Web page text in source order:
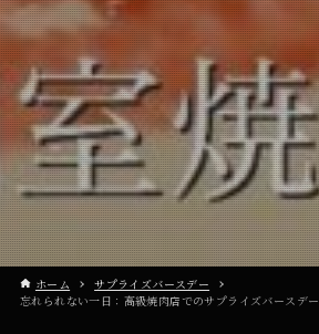
ホーム
サプライズバースデー
忘れられない一日：高級焼肉店でのサプライズバースデー